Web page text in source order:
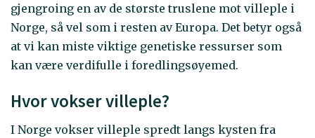
gjengroing en av de største truslene mot villeple i
Norge, så vel som i resten av Europa. Det betyr også
at vi kan miste viktige genetiske ressurser som
kan være verdifulle i foredlingsøyemed.
Hvor vokser villeple?
I Norge vokser villeple spredt langs kysten fra